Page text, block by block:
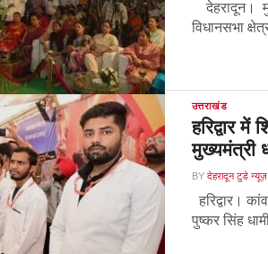
देहरादून।
विधानसभा
उत्तराखंड
हरिद्वार में
मुख्यमंत्री
BY देहरादून टुडे
हरिद्वार।
पुष्कर सिंह